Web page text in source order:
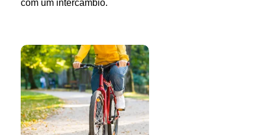
com um intercâmbio.
Intercâmbio
mais
Lifestyle:
Aprenda
Inglês